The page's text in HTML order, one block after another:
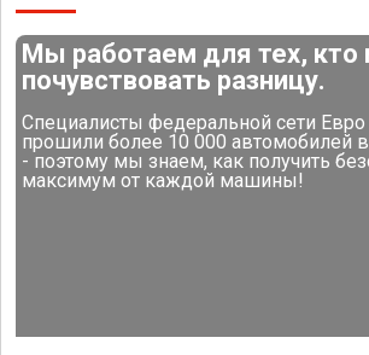
Мы работаем для тех,
почувствовать разницу.
Специалисты федеральной сети
прошили более 10 000 автомобилей
- поэтому мы знаем, как получить
максимум от каждой машины!